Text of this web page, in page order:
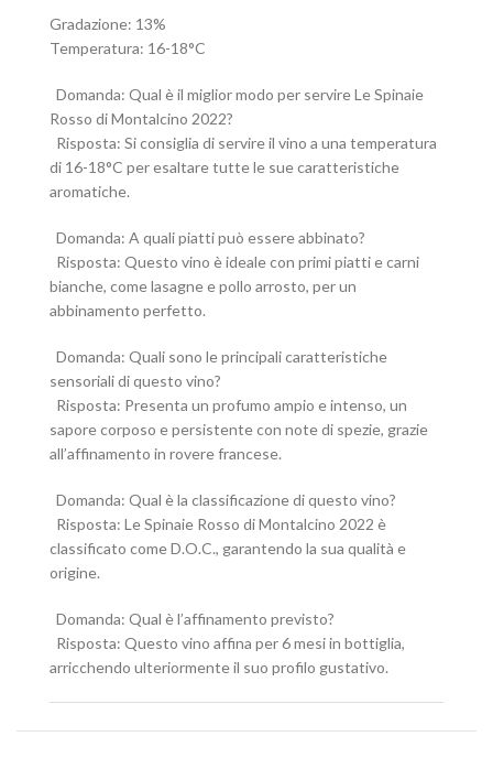
Gradazione: 13%
Temperatura: 16-18°C
Domanda: Qual è il miglior modo per servire Le Spinaie
Rosso di Montalcino 2022?
Risposta: Si consiglia di servire il vino a una temperatura
di 16-18°C per esaltare tutte le sue caratteristiche
aromatiche.
Domanda: A quali piatti può essere abbinato?
Risposta: Questo vino è ideale con primi piatti e carni
bianche, come lasagne e pollo arrosto, per un
abbinamento perfetto.
Domanda: Quali sono le principali caratteristiche
sensoriali di questo vino?
Risposta: Presenta un profumo ampio e intenso, un
sapore corposo e persistente con note di spezie, grazie
all’affinamento in rovere francese.
Domanda: Qual è la classificazione di questo vino?
Risposta: Le Spinaie Rosso di Montalcino 2022 è
classificato come D.O.C., garantendo la sua qualità e
origine.
Domanda: Qual è l’affinamento previsto?
Risposta: Questo vino affina per 6 mesi in bottiglia,
arricchendo ulteriormente il suo profilo gustativo.